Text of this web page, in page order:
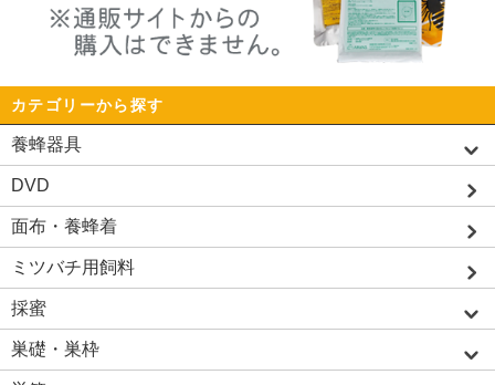
カテゴリーから探す
養蜂器具
DVD
面布・養蜂着
ミツバチ用飼料
採蜜
巣礎・巣枠